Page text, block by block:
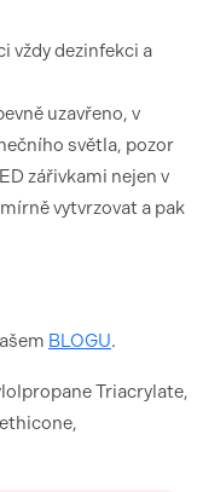
vždy dezinfekci a
uzavřeno, v
světla, pozor
zářivkami nejen v
vytvrzovat a pak
BLOGU.
Triacrylate,